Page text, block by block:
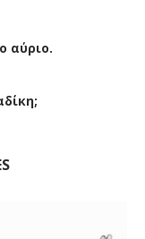
αύριο.